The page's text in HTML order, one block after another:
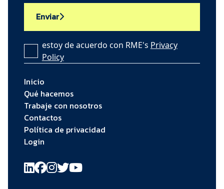
Enviar
estoy de acuerdo con RME's Privacy
Policy
Inicio
Qué hacemos
Trabaje con nosotros
Contactos
Política de privacidad
Login